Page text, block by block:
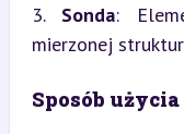
3. Sonda:
mierzonej
Sposób użycia